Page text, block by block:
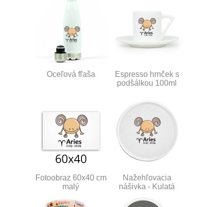
Oceľová fľaša
Espresso hrnček s
podšálkou 100ml
Fotoobraz 60x40 cm
malý
Nažehľovacia
nášivka - Kulatá